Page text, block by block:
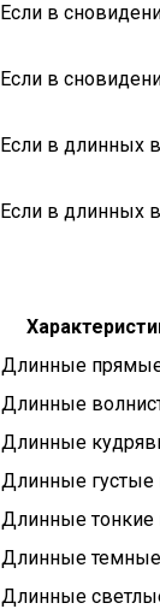
Если в
Если в
Если в длинных
Если в длинных
Длинные
Длинные
Длинные
Длинные густые
Длинные тонкие
Длинные
Длинные